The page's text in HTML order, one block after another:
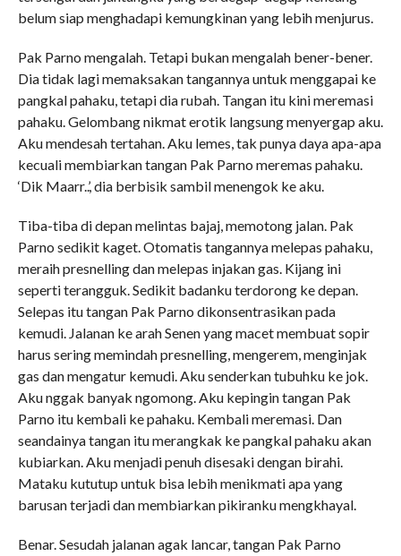
belum siap menghadapi kemungkinan yang lebih menjurus.
Pak Parno mengalah. Tetapi bukan mengalah bener-bener.
Dia tidak lagi memaksakan tangannya untuk menggapai ke
pangkal pahaku, tetapi dia rubah. Tangan itu kini meremasi
pahaku. Gelombang nikmat erotik langsung menyergap aku.
Aku mendesah tertahan. Aku lemes, tak punya daya apa-apa
kecuali membiarkan tangan Pak Parno meremas pahaku.
‘Dik Maarr..’, dia berbisik sambil menengok ke aku.
Tiba-tiba di depan melintas bajaj, memotong jalan. Pak
Parno sedikit kaget. Otomatis tangannya melepas pahaku,
meraih presnelling dan melepas injakan gas. Kijang ini
seperti terangguk. Sedikit badanku terdorong ke depan.
Selepas itu tangan Pak Parno dikonsentrasikan pada
kemudi. Jalanan ke arah Senen yang macet membuat sopir
harus sering memindah presnelling, mengerem, menginjak
gas dan mengatur kemudi. Aku senderkan tubuhku ke jok.
Aku nggak banyak ngomong. Aku kepingin tangan Pak
Parno itu kembali ke pahaku. Kembali meremasi. Dan
seandainya tangan itu merangkak ke pangkal pahaku akan
kubiarkan. Aku menjadi penuh disesaki dengan birahi.
Mataku kututup untuk bisa lebih menikmati apa yang
barusan terjadi dan membiarkan pikiranku mengkhayal.
Benar. Sesudah jalanan agak lancar, tangan Pak Parno